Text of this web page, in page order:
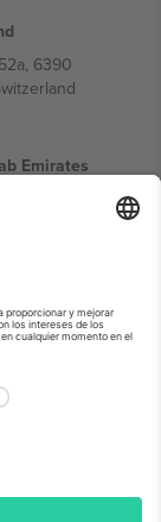
6390
Emirates
Oasis, DDP
Office 302, Dubai,
puede variar en
el pie de